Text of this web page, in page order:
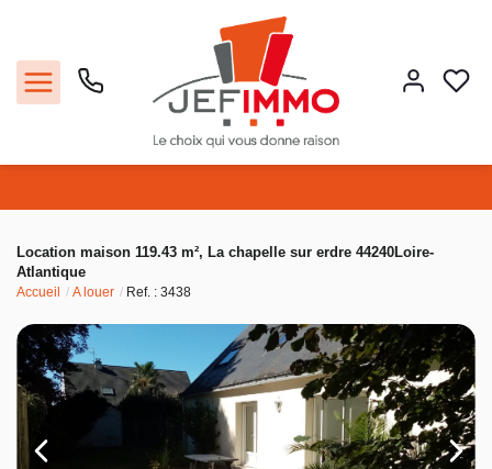
Louer
Vendre
Faire gérer
Estimer
Location maison 119.43 m², La chapelle sur erdre 44240Loire-
Atlantique
Accueil A louer Ref. : 3438